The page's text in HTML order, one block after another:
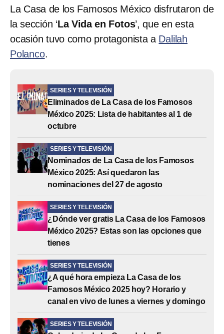
La Casa de los Famosos México disfrutaron de
la sección ‘La Vida en Fotos’, que en esta
ocasión tuvo como protagonista a Dalilah
Polanco.
SERIES Y TELEVISIÓN
Eliminados de La Casa de los Famosos
México 2025: Lista de habitantes al 1 de
octubre
SERIES Y TELEVISIÓN
Nominados de La Casa de los Famosos
México 2025: Así quedaron las
nominaciones del 27 de agosto
SERIES Y TELEVISIÓN
¿Dónde ver gratis La Casa de los Famosos
México 2025? Estas son las opciones que
tienes
SERIES Y TELEVISIÓN
¿A qué hora empieza La Casa de los
Famosos México 2025 hoy? Horario y
canal en vivo de lunes a viernes y domingo
SERIES Y TELEVISIÓN